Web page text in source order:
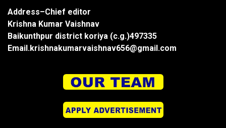
Address–Chief editor
Krishna Kumar Vaishnav
Baikunthpur district koriya (c.g.)497335
Email.krishnakumarvaishnav656@gmail.com